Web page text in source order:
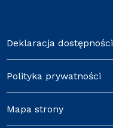
Deklaracja dostępności
Polityka prywatności
Mapa strony